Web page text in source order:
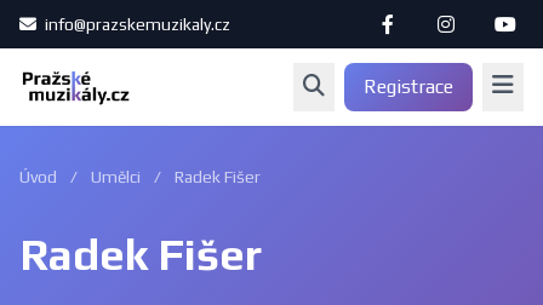
info@prazskemuzikaly.cz
Registrace
Úvod / Umělci / Radek Fišer
Radek Fišer